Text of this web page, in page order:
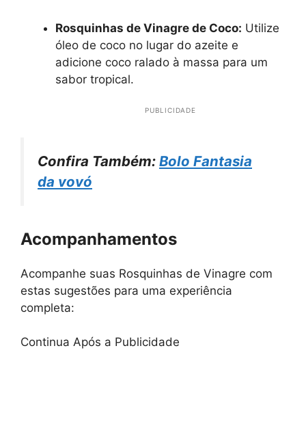
Rosquinhas de Vinagre de Coco: Utilize
óleo de coco no lugar do azeite e
adicione coco ralado à massa para um
sabor tropical.
PUBLICIDADE
Confira Também: Bolo Fantasia
da vovó
Acompanhamentos
Acompanhe suas Rosquinhas de Vinagre com
estas sugestões para uma experiência
completa:
Continua Após a Publicidade